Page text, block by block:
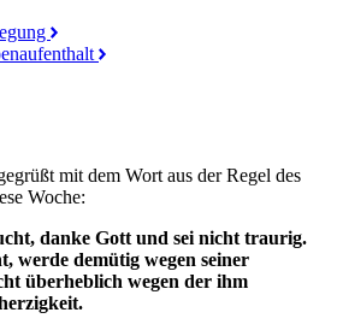
mit dem Wort aus der Regel des
Woche:
danke Gott und sei nicht traurig.
werde demütig wegen seiner
über­heblich wegen der ihm